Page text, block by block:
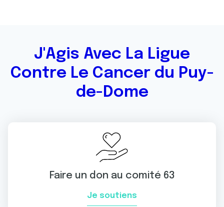
J'Agis Avec La Ligue
Contre Le Cancer du Puy-
de-Dome
Faire un don au comité 63
Je soutiens